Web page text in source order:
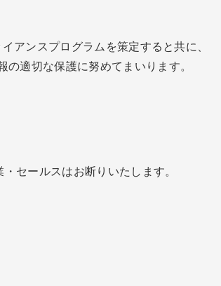
アンスプログラムを策定すると共に、
適切な保護に努めてまいります。
セールスはお断りいたします。